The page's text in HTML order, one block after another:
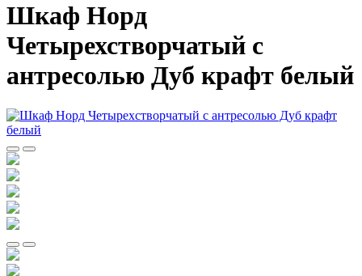
Шкаф Норд
Четырехстворчатый с
антресолью Дуб крафт белый